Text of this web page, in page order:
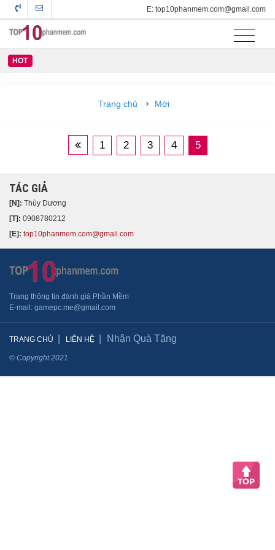
E: top10phanmem.com@gmail.com
HOT
Trang chủ Mới
1 2 3 4 5
TÁC GIẢ
[N]: Thùy Dương
[T]: 0908780212
[E]: top10phanmem.com@gmail.com
Trang thông tin đánh giá Phần Mềm
​E-mail: gamepc.me@gmail.com
TRANG CHỦ LIÊN HỆ Nhận Quà Tặng
© Copyright 2021